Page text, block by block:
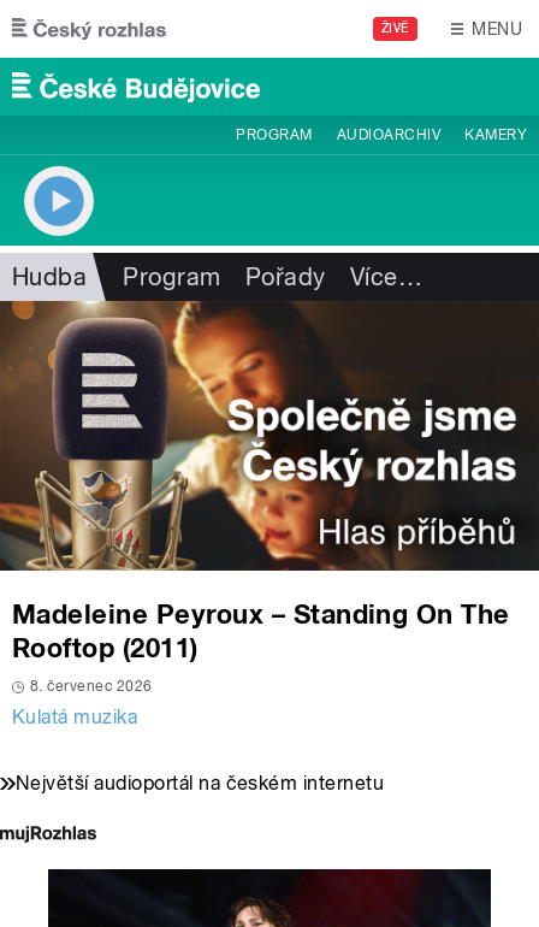
Přejít k hlavnímu obsahu
ŽIVĚ MENU
PROGRAM AUDIOARCHIV KAMERY
Hudba Program Pořady Více…
Madeleine Peyroux – Standing On The
Rooftop (2011)
8. červenec 2026
Kulatá muzika
Největší audioportál na českém internetu